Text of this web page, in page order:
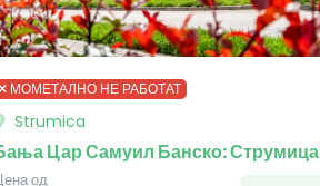
МОМЕТАЛНО НЕ РАБОТАТ
Strumica
Цар Самуил Банско: Струмица
од